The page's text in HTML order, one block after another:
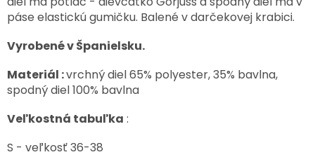
páse elastickú gumičku. Balené v darčekovej krabici.
Vyrobené v Španielsku.
Materiál :vrchný diel 65% polyester, 35% bavlna,
spodný diel 100% bavlna
Veľkostná tabuľka :
S - veľkosť 36-38